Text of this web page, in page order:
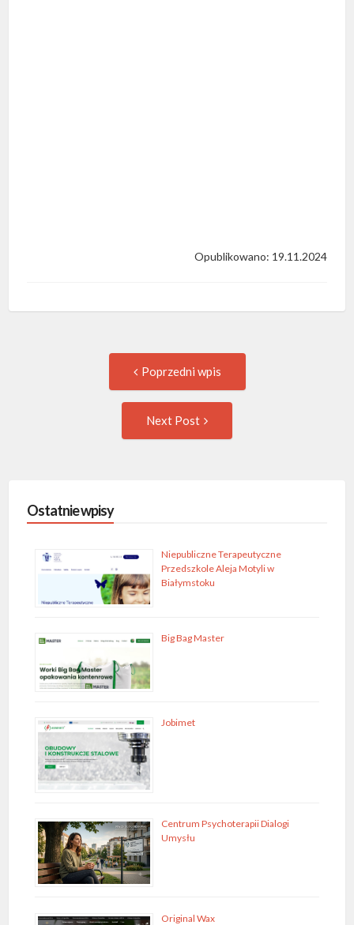
Opublikowano: 19.11.2024
navigation
Poprzedni wpis
Next Post
Ostatnie wpisy
Niepubliczne Terapeutyczne
Przedszkole Aleja Motyli w
Białymstoku
Big Bag Master
Jobimet
Centrum Psychoterapii Dialogi
Umysłu
Original Wax